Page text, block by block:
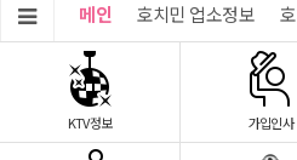
메인 호치민 업소정보
KTV정보 가입인사